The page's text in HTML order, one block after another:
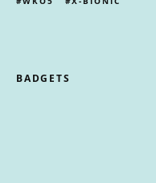
BADGETS